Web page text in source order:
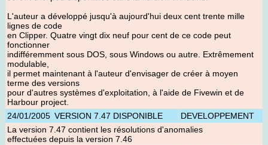
L'auteur a développé jusqu'à aujourd'hui deux cent trente mille
lignes de code
en Clipper. Quatre vingt dix neuf pour cent de ce code peut
fonctionner
indifféremment sous DOS, sous Windows ou autre. Extrêmement
modulable,
il permet maintenant à l'auteur d'envisager de créer à moyen
terme des versions
pour d'autres systèmes d'exploitation, à l'aide de Fivewin et de
Harbour project.
24/01/2005 VERSION 7.47 DISPONIBLE
DEVELOPPEMENT
La version 7.47 contient les résolutions d'anomalies
effectuées depuis la version 7.46